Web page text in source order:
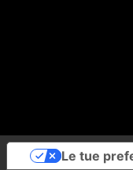
Le tue